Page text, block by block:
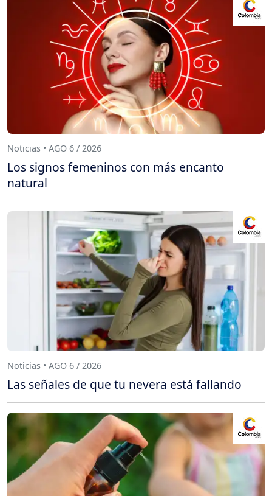
Noticias • AGO 6 / 2026
Los signos femeninos con más encanto
natural
Noticias • AGO 6 / 2026
Las señales de que tu nevera está fallando